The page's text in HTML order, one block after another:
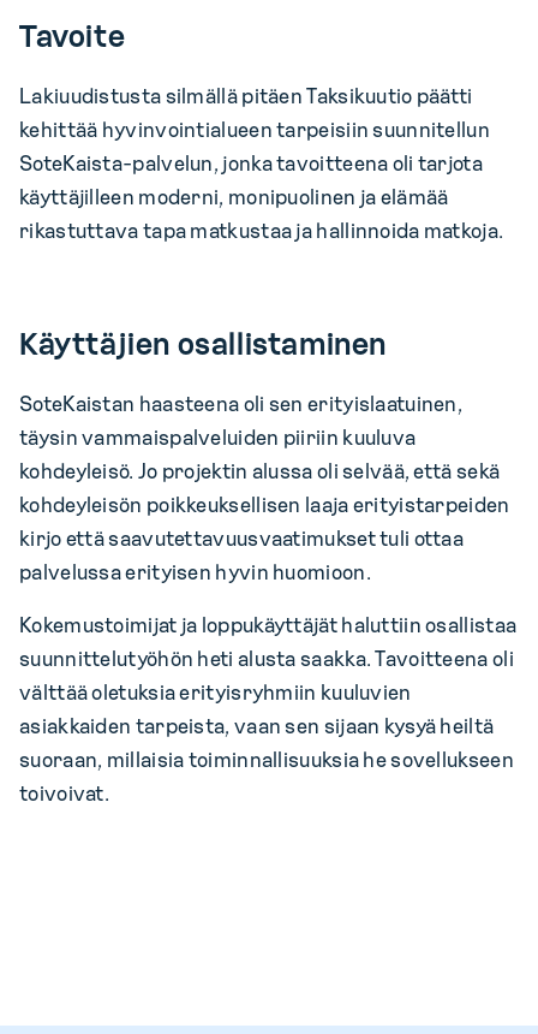
Tavoite
Lakiuudistusta silmällä pitäen Taksikuutio päätti
kehittää hyvinvointialueen tarpeisiin suunnitellun
SoteKaista-palvelun, jonka tavoitteena oli tarjota
käyttäjilleen moderni, monipuolinen ja elämää
rikastuttava tapa matkustaa ja hallinnoida matkoja.
Käyttäjien osallistaminen
SoteKaistan haasteena oli sen erityislaatuinen,
täysin vammaispalveluiden piiriin kuuluva
kohdeyleisö. Jo projektin alussa oli selvää, että sekä
kohdeyleisön poikkeuksellisen laaja erityistarpeiden
kirjo että saavutettavuusvaatimukset tuli ottaa
palvelussa erityisen hyvin huomioon.
Kokemustoimijat ja loppukäyttäjät haluttiin osallistaa
suunnittelutyöhön heti alusta saakka. Tavoitteena oli
välttää oletuksia erityisryhmiin kuuluvien
asiakkaiden tarpeista, vaan sen sijaan kysyä heiltä
suoraan, millaisia toiminnallisuuksia he sovellukseen
toivoivat.